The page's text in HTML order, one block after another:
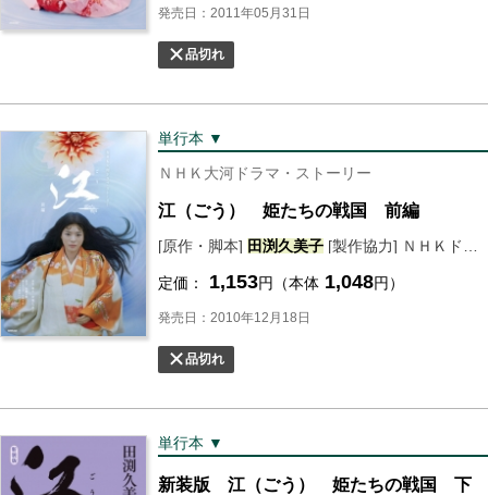
発売日：2011年05月31日
品切れ
単行本 ▼
ＮＨＫ大河ドラマ・ストーリー
江（ごう） 姫たちの戦国 前編
[原作・脚本] 田渕久美子 [製作協力] ＮＨＫドラマ制作班 [編] ＮＨＫ出版
定価： 1,153円（本体 1,048円）
発売日：2010年12月18日
品切れ
単行本 ▼
新装版 江（ごう） 姫たちの戦国 下